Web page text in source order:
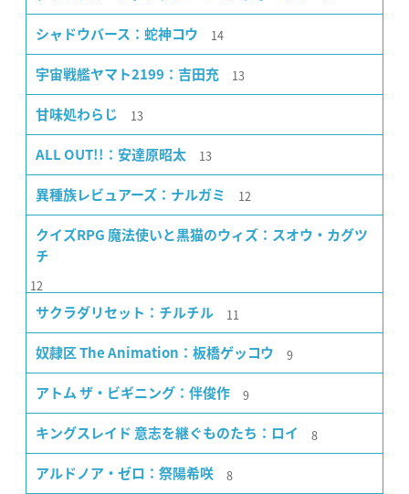
シャドウバース：蛇神コウ 14
宇宙戦艦ヤマト2199：吉田充 13
甘味処わらじ 13
ALL OUT!!：安達原昭太 13
異種族レビュアーズ：ナルガミ 12
クイズRPG 魔法使いと黒猫のウィズ：スオウ・カグツ
チ
12
サクラダリセット：チルチル 11
奴隷区 The Animation：板橋ゲッコウ 9
アトム ザ・ビギニング：伴俊作 9
キングスレイド 意志を継ぐものたち：ロイ 8
アルドノア・ゼロ：祭陽希咲 8